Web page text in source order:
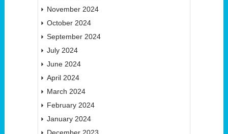
November 2024
October 2024
September 2024
July 2024
June 2024
April 2024
March 2024
February 2024
January 2024